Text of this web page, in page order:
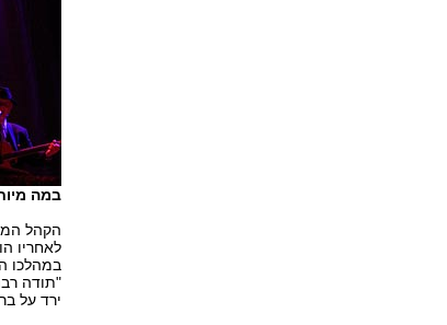
במה
במהלכו
"תודה
ירד על